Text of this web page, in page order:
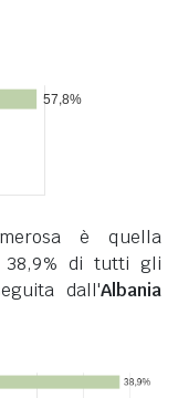
è quella
di tutti gli
dall'Albania